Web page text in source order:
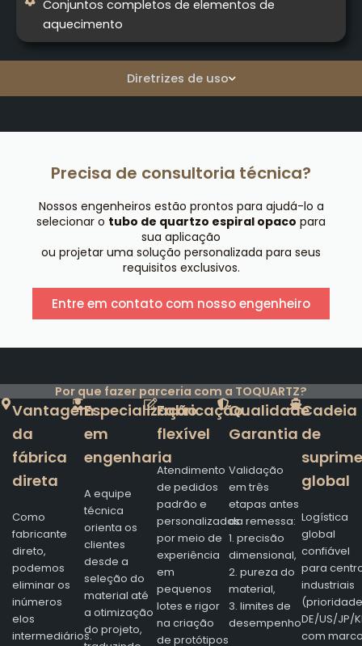
Diretrizes de uso
Conjuntos completos de elementos de
aquecimento
Precisa de consultoria técnica?
Nossos engenheiros estão prontos para ajudá-lo a
selecionar o tubo de quartzo espiral opaco para
sua aplicação
ou projetar uma solução personalizada para seus
requisitos exclusivos.
Entre em contato com nosso engenheiro
Por que fazer parceria com a TOQUARTZ?
Vantagem
da
fábrica
direta
Como
fabricante
direto,
podemos
eliminar os
inúmeros
elos
intermediários.
Especialização
em
engenharia
A equipe
técnica
orienta os
clientes
desde a
seleção do
material até
a otimização
do projeto,
Fabricação
flexível
Atendimento
de pedidos
padrão e
personalizados
por meio de
experiência
em
pequenos
lotes e rigor
na criação
de protótipos
Qualidade
Garantia
Validação
em três
etapas antes
da remessa:
1. precisão
dimensional,
2. pureza do
material,
3. limites de
desempenho
Cadeia
de
global
Logística
global
confiável
para
industriais
(prioridade
DE/US/JP/
com